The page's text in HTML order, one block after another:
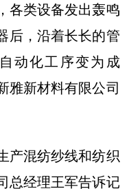
各类设备发出轰鸣
后，沿着长长的管
动化工序变为成
新材料有限公司
产混纺纱线和纺织
总经理王军告诉记